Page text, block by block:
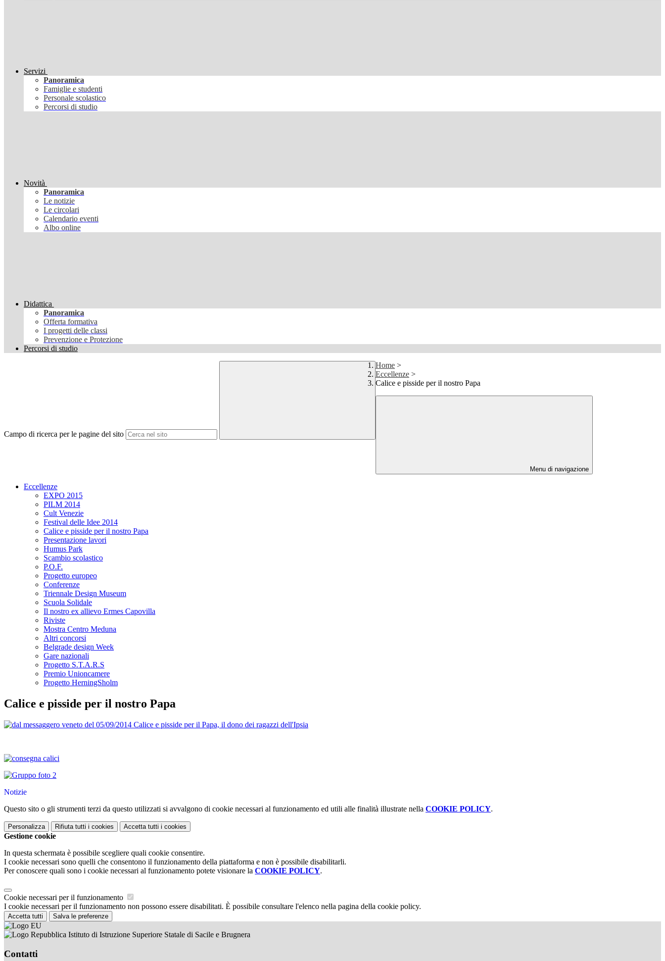
Servizi
Panoramica
Famiglie e studenti
Personale scolastico
Percorsi di studio
Novità
Panoramica
Le notizie
Le circolari
Calendario eventi
Albo online
Didattica
Panoramica
Offerta formativa
I progetti delle classi
Prevenzione e Protezione
Percorsi di studio
Campo di ricerca per le pagine del sito
Home >
Eccellenze >
Calice e pisside per il nostro Papa
Menu di navigazione
Eccellenze
EXPO 2015
PILM 2014
Cult Venezie
Festival delle Idee 2014
Calice e pisside per il nostro Papa
Presentazione lavori
Humus Park
Scambio scolastico
P.O.F.
Progetto europeo
Conferenze
Triennale Design Museum
Scuola Solidale
Il nostro ex allievo Ermes Capovilla
Riviste
Mostra Centro Meduna
Altri concorsi
Belgrade design Week
Gare nazionali
Progetto S.T.A.R.S
Premio Unioncamere
Progetto HerningSholm
Calice e pisside per il nostro Papa
Notizie
Questo sito o gli strumenti terzi da questo utilizzati si avvalgono di cookie necessari al funzionamento ed utili alle finalità illustrate nella COOKIE POLICY.
Personalizza Rifiuta tutti i cookies Accetta tutti i cookies
Gestione cookie
In questa schermata è possibile scegliere quali cookie consentire.
I cookie necessari sono quelli che consentono il funzionamento della piattaforma e non è possibile disabilitarli.
Per conoscere quali sono i cookie necessari al funzionamento potete visionare la COOKIE POLICY.
Cookie necessari per il funzionamento
I cookie necessari per il funzionamento non possono essere disabilitati. È possibile consultare l'elenco nella pagina della cookie policy.
Accetta tutti Salva le preferenze
Istituto di Istruzione Superiore Statale di Sacile e Brugnera
Contatti